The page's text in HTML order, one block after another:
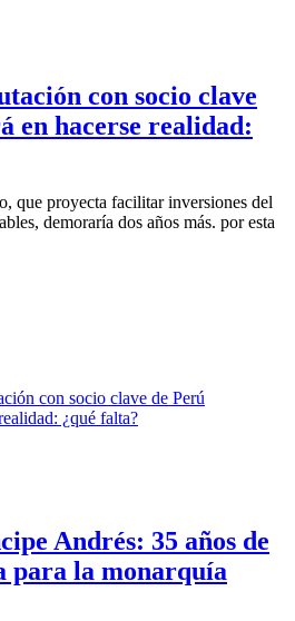
con socio clave
en hacerse realidad:
que proyecta facilitar inversiones del
demoraría dos años más. por esta
Andrés: 35 años de
para la monarquía